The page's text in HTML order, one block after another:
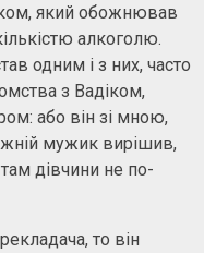
який обожнював
алкоголю.
одним і з них, часто
з Вадіком,
або він зі мною,
мужик вирішив,
дівчини не по-
то він